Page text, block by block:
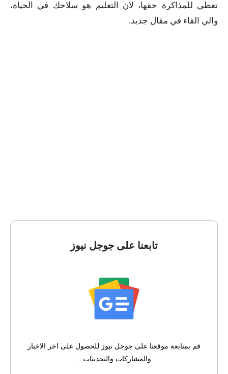
تعطي للمذاكرة حقها، لان التعليم هو سلاحك في الحياة،
والي القاء في مقال جديد.
تابعنا على جوجل نيوز
قم بمتابعة موقعنا على جوجل نيوز للحصول على اخر الاخبار
والمشاركات والتحديثات ..